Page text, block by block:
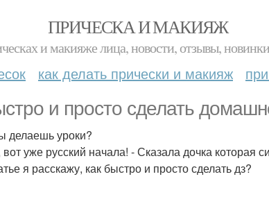
ПРИЧЕСКА И МАКИЯЖ
и макияже лица, новости, отзывы,
как делать прически и макияж
и просто сделать
делаешь уроки?
уже русский начала! - Сказала дочка которая
я расскажу, как быстро и просто сделать дз?